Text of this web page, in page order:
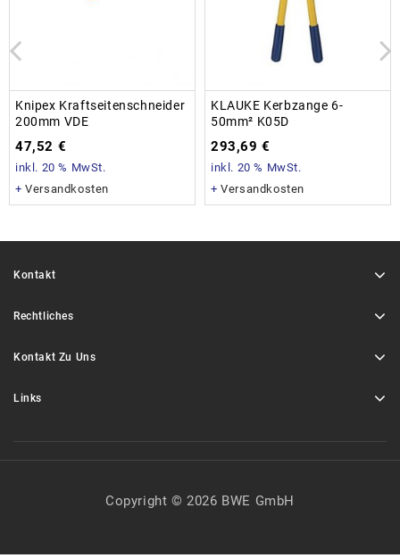
Knipex Kraftseitenschneider
200mm VDE
47,52 €
inkl. 20 % MwSt.
+Versandkosten
KLAUKE Kerbzange 6-
50mm² K05D
293,69€
inkl. 20 % MwSt.
+Versandkosten
Kontakt
Rechtliches
Kontakt Zu Uns
Links
Copyright © 2026 BWE GmbH